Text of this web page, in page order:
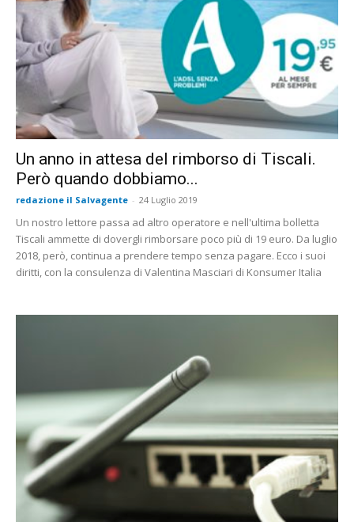
Un anno in attesa del rimborso di Tiscali.
Però quando dobbiamo...
redazione il Salvagente - 24 Luglio 2019
Un nostro lettore passa ad altro operatore e nell'ultima bolletta
Tiscali ammette di dovergli rimborsare poco più di 19 euro. Da luglio
2018, però, continua a prendere tempo senza pagare. Ecco i suoi
diritti, con la consulenza di Valentina Masciari di Konsumer Italia